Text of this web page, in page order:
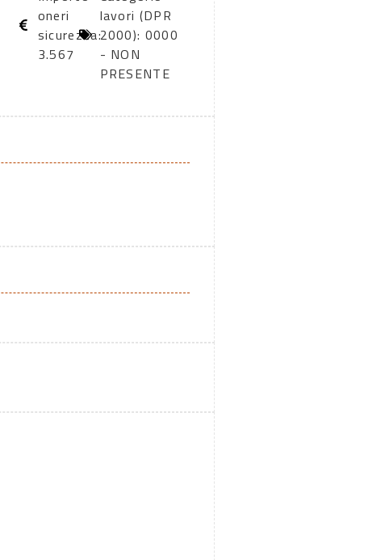
oneri
sicurezza:
3.567
lavori (DPR
2000): 0000
- NON
PRESENTE